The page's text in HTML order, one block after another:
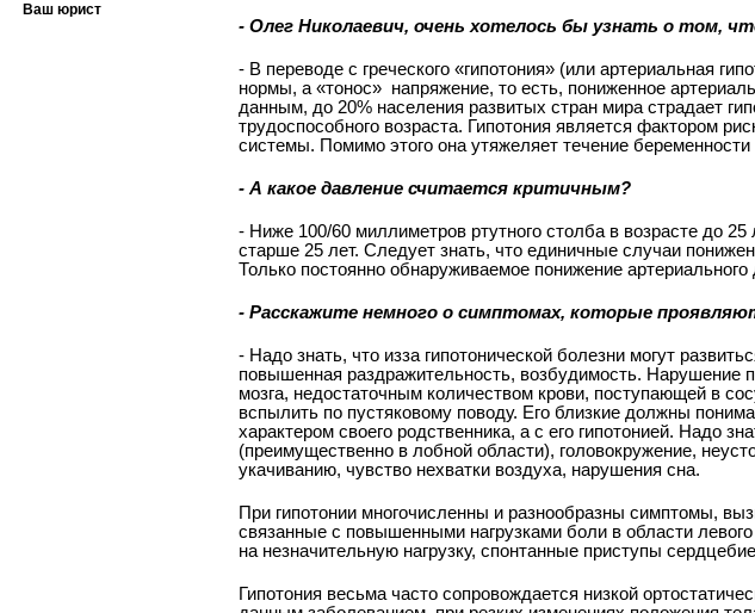
- Олег Николаевич, очень хотелось бы узнать о том,
­- В переводе с греческого «гипотония» (или артериальная
нормы, а «тонос» ­ напряжение, то есть, пониженное
данным, до 20% населения развитых стран мира страдает
трудоспособного возраста. Гипотония является фактором
системы. Помимо этого она утяжеляет течение
-­ А какое давление считается критичным?
­- Ниже 100/60 миллиметров ртутного столба в возрасте до
старше 25 лет. Следует знать, что единичные случаи
Только постоянно обнаруживаемое понижение
- Расскажите немного о симптомах, которые
­- Надо знать, что из­за гипотонической болезни могут
повышенная раздражительность, возбудимость. Нарушение
мозга, недостаточным количеством крови, поступающей в
вспылить по пустяковому поводу. Его близкие должны
характером своего родственника, а с его гипотонией. Надо
(преимущественно в лобной области), головокружение,
укачиванию, чувство нехватки воздуха, нарушения сна.
При гипотонии многочисленны и разнообразны симптомы,
связанные с повышенными нагрузками боли в области
на незначительную нагрузку, спонтанные приступы
Гипотония весьма часто сопровождается низкой
Ваш юрист